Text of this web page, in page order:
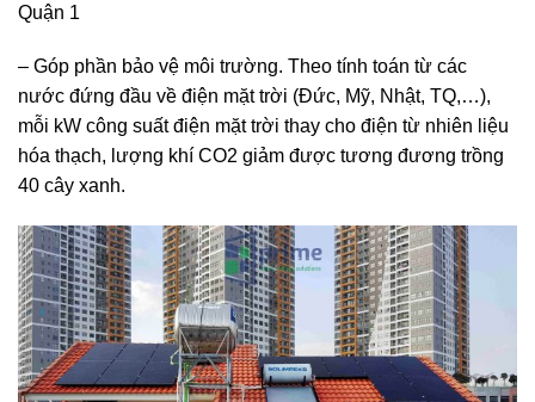
Quận 1
– Góp phần bảo vệ môi trường. Theo tính toán từ các
nước đứng đầu về điện mặt trời (Đức, Mỹ, Nhật, TQ,…),
mỗi kW công suất điện mặt trời thay cho điện từ nhiên liệu
hóa thạch, lượng khí CO2 giảm được tương đương trồng
40 cây xanh.